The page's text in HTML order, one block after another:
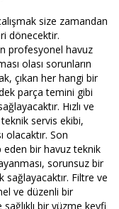
size zamandan
dönecektir.
profesyonel havuz
olası sorunların
çıkan her hangi bir
parça temini gibi
Hızlı ve
servis ekibi,
olacaktır. Son
bir havuz teknik
sorunsuz bir
Filtre ve
ve düzenli bir
bir yüzme keyfi